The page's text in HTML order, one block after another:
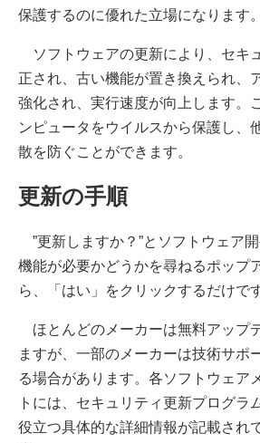
保護するのに優れた立場になります。
ソフトウェアの更新により、セキ
正され、古い機能が置き換えられ、
強化され、実行速度が向上します。
ンピュータをウイルスから保護し、
散を防ぐことができます。
更新の手順
”更新しますか？”とソフトウェア
機能が必要かどうかを尋ねるポップ
ら、「はい」をクリックするだけです
ほとんどのメーカーは無料アップ
ますが、一部のメーカーは技術サポ
る場合があります。各ソフトウェア
トには、セキュリティ更新プログラ
役立つ具体的な詳細情報が記載され